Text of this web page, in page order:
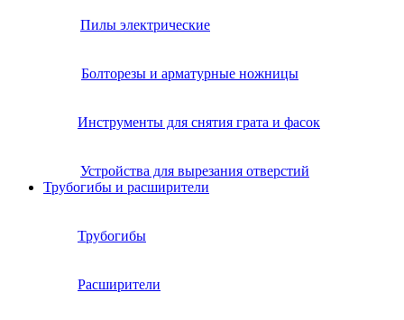
Пилы электрические
Болторезы и арматурные ножницы
Инструменты для снятия грата и фасок
Устройства для вырезания отверстий
Трубогибы и расширители
Трубогибы
Расширители